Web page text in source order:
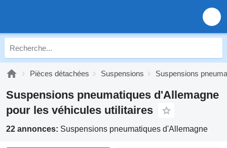
Pièces détachées Suspensions Suspensions
Suspensions pneumatiques d'Allemagne
pour les véhicules utilitaires
22 annonces: Suspensions pneumatiques d'Allemagne